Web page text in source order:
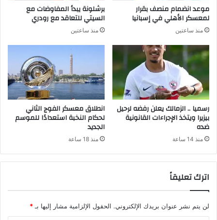
موعد انضمام منصف بقرار
لمعسكر الأهلي في إسبانيا
منذ ساعتين
برشلونة يبدأ المفاوضات مع
السيتي للتعاقد مع رودري
منذ ساعتين
رسميا .. الزمالك يعلن رفضه لرحيل
بيزيرا ويتخذ الإجراءات القانونية
ضده
منذ 14 ساعة
انطلاق معسكر الفوج الثاني
لحكام النخبة استعدادًا للموسم
الجديد
منذ 18 ساعة
اترك تعليقاً
لن يتم نشر عنوان بريدك الإلكتروني. الحقول الإلزامية مشار إليها بـ *